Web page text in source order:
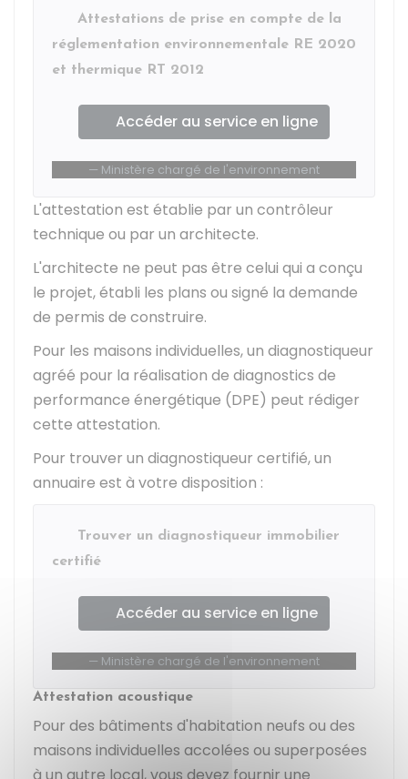
Attestations de prise en compte de la
réglementation environnementale RE 2020
et thermique RT 2012
Accéder au service en ligne
Ministère chargé de l'environnement
L'attestation est établie par un contrôleur
technique ou par un architecte.
L'architecte ne peut pas être celui qui a conçu
le projet, établi les plans ou signé la demande
de permis de construire.
Pour les maisons individuelles, un diagnostiqueur
agréé pour la réalisation de diagnostics de
performance énergétique (DPE) peut rédiger
cette attestation.
Pour trouver un diagnostiqueur certifié, un
annuaire est à votre disposition :
Trouver un diagnostiqueur immobilier
certifié
Accéder au service en ligne
Ministère chargé de l'environnement
Attestation acoustique
Pour des bâtiments d'habitation neufs ou des
maisons individuelles accolées ou superposées